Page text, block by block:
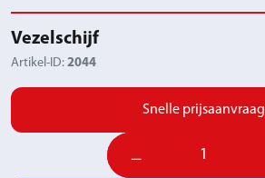
Vezelschijf
Artikel-ID: 2044
Snelle prijsaanvraag
−